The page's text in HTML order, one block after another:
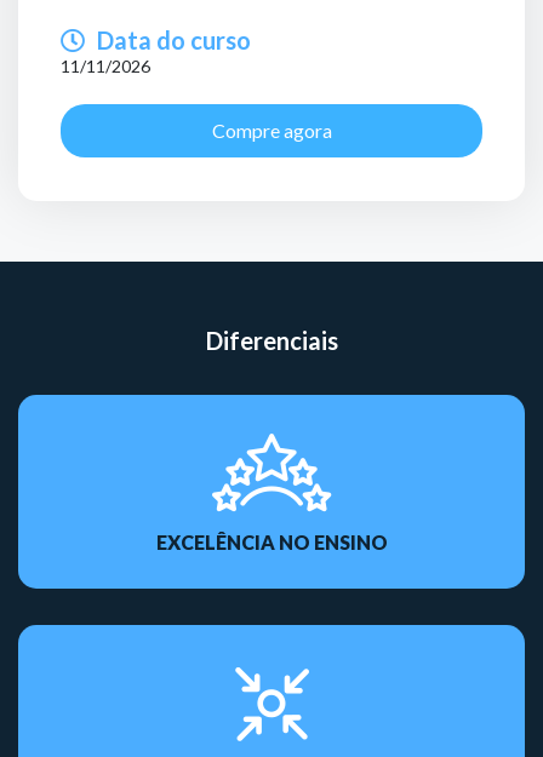
Data do curso
11/11/2026
Compre agora
Diferenciais
EXCELÊNCIA NO ENSINO